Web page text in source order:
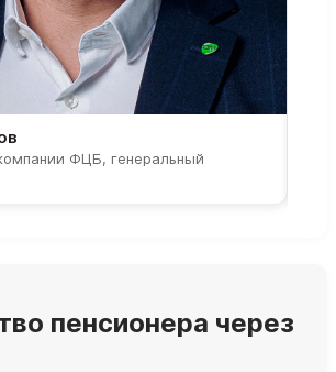
ФЦБ, генеральный
пенсионера через